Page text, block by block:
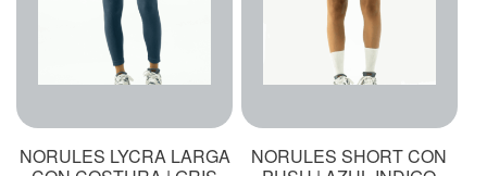
NORULES LYCRA LARGA
NORULES SHORT CON